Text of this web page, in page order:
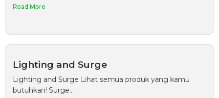
Read More
Lighting and Surge
Lighting and Surge Lihat semua produk yang kamu
butuhkan! Surge...